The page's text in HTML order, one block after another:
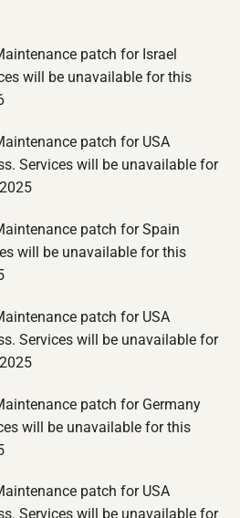
patch for Israel
will be unavailable for this
patch for USA
Services will be unavailable for
patch for Spain
will be unavailable for this
patch for USA
Services will be unavailable for
patch for Germany
will be unavailable for this
patch for USA
Services will be unavailable for